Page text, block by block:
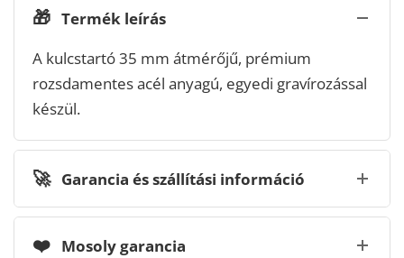
🎁 Termék leírás
A kulcstartó 35 mm átmérőjű, prémium
rozsdamentes acél anyagú, egyedi gravírozással
készül.
🚀 Garancia és szállítási információ
❤️ Mosoly garancia